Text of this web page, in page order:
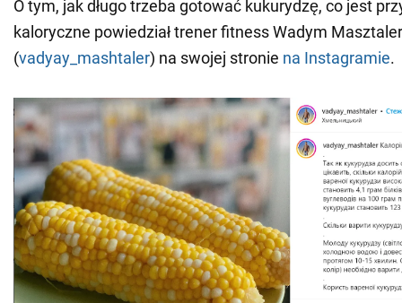
O tym, jak długo trzeba gotować kukurydzę, co jest
kaloryczne powiedział trener fitness Wadym Masztaler
(vadyay_mashtaler) na swojej stronie na Instagramie.